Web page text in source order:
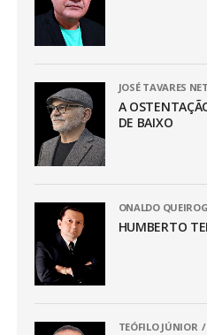
JOSÉ TAVARES
A
DE BAIXO
ONALDO
HUMBERTO
TEÓFILO JÚNIOR